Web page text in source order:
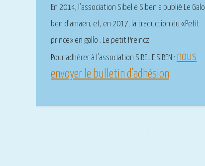
En 2014, l’association Sibel e Siben a publié Le Galo
ben d’amaen, et, en 2017, la traduction du «Petit
prince» en gallo : Le petit Preincz.
Pour adhérer à l'association SIBEL E SIBEN : nous
envoyer le bulletin d'adhésion.